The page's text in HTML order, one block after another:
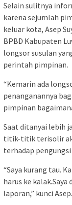
Selain sulitnya
karena sejumlah
keluar kota, Asep
BPBD Kabupaten
longsor susulan
perintah pimpinan.
“Kemarin ada
penanganannya
pimpinan
Saat ditanyai lebih
titik-titik terisolir
terhadap
“Saya kurang tau.
harus ke kalak.Saya
laporan,” kunci Asep.